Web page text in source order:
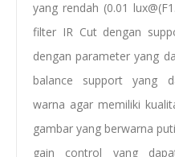
yang rendah (0.01
filter IR Cut dengan
dengan parameter yang
balance support yang
warna agar memiliki
gambar yang berwarna
gain control yang